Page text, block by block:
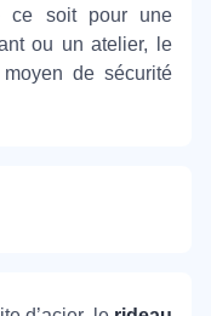
ce soit pour une
ou un atelier, le
de sécurité